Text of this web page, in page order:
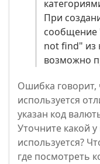
При
сообщение
not find" из
возможно
Ошибка говорит,
используется
указан код
Уточните какой
используется?
где посмотреть